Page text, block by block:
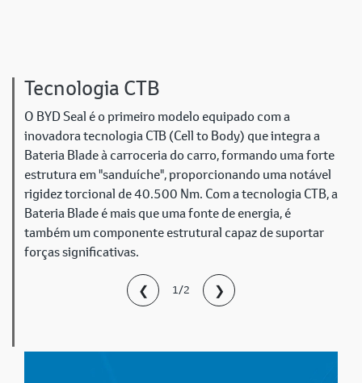
Tecnologia CTB
O BYD Seal é o primeiro modelo equipado com a
inovadora tecnologia СТВ (Cell to Body) que integra a
Bateria Blade à carroceria do carro, formando uma forte
estrutura em "sanduíche", proporcionando uma notável
rigidez torcional de 40.500 Nm. Com a tecnologia CTB, a
Bateria Blade é mais que uma fonte de energia, é
também um componente estrutural capaz de suportar
forças significativas.
❮ 1/2 ❯